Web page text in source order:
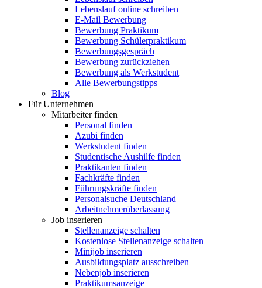
Lebenslauf online schreiben
E-Mail Bewerbung
Bewerbung Praktikum
Bewerbung Schülerpraktikum
Bewerbungsgespräch
Bewerbung zurückziehen
Bewerbung als Werkstudent
Alle Bewerbungstipps
Blog
Für Unternehmen
Mitarbeiter finden
Personal finden
Azubi finden
Werkstudent finden
Studentische Aushilfe finden
Praktikanten finden
Fachkräfte finden
Führungskräfte finden
Personalsuche Deutschland
Arbeitnehmerüberlassung
Job inserieren
Stellenanzeige schalten
Kostenlose Stellenanzeige schalten
Minijob inserieren
Ausbildungsplatz ausschreiben
Nebenjob inserieren
Praktikumsanzeige